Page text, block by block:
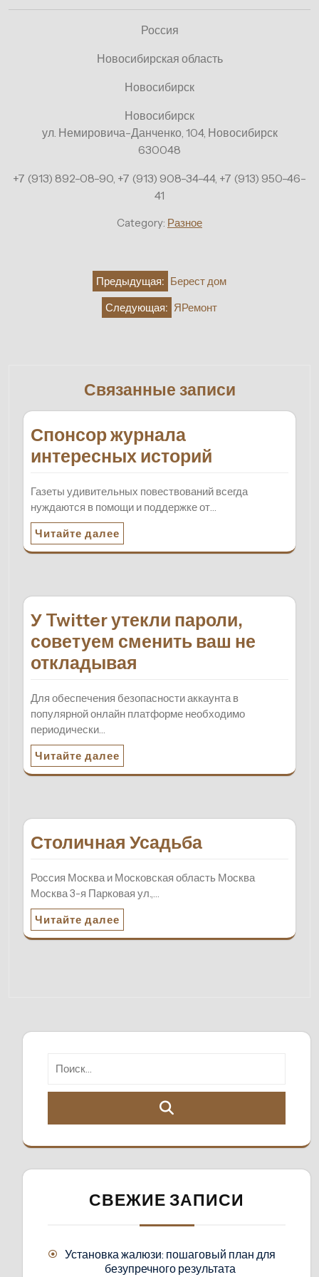
Россия
Новосибирская область
Новосибирск
Новосибирск
ул. Немировича-Данченко, 104, Новосибирск
630048
+7 (913) 892-08-90, +7 (913) 908-34-44, +7 (913) 950-46-
41
Category: Разное
НавигацияПредыдущая: Берест дом
Следующая: ЯРемонт
Связанные записи
Спонсор журнала
интересных историй
Газеты удивительных повествований всегда
нуждаются в помощи и поддержке от…
Читайте далее
У Twitter утекли пароли,
советуем сменить ваш не
откладывая
Для обеспечения безопасности аккаунта в
популярной онлайн платформе необходимо
периодически…
Читайте далее
Столичная Усадьба
Россия Москва и Московская область Москва
Москва 3-я Парковая ул.,…
Читайте далее
СВЕЖИЕ ЗАПИСИ
Установка жалюзи: пошаговый план для
безупречного результата